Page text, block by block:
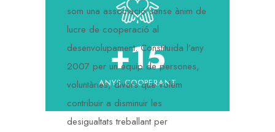
som una associació sense ànim de
lucre de cooperació al
desenvolupament. Constituïda l’any
2007 per un equip de persones,
voluntàries, divers que volem
contribuir a disminuir les
desigualtats treballant per
ANYS COOPERANT
+15